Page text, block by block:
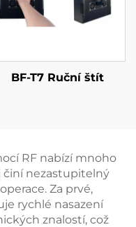
BF-T7 Ruční štít
RF nabízí mnoho
činí nezastupitelný
Za prvé,
rychlé nasazení
znalostí, což